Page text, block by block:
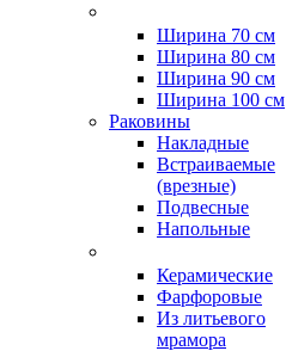
Ширина 70 см
Ширина 80 см
Ширина 90 см
Ширина 100 см
Раковины
Накладные
Встраиваемые
(врезные)
Подвесные
Напольные
Керамические
Фарфоровые
Из литьевого
мрамора